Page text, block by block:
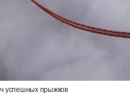
успешных прыжков